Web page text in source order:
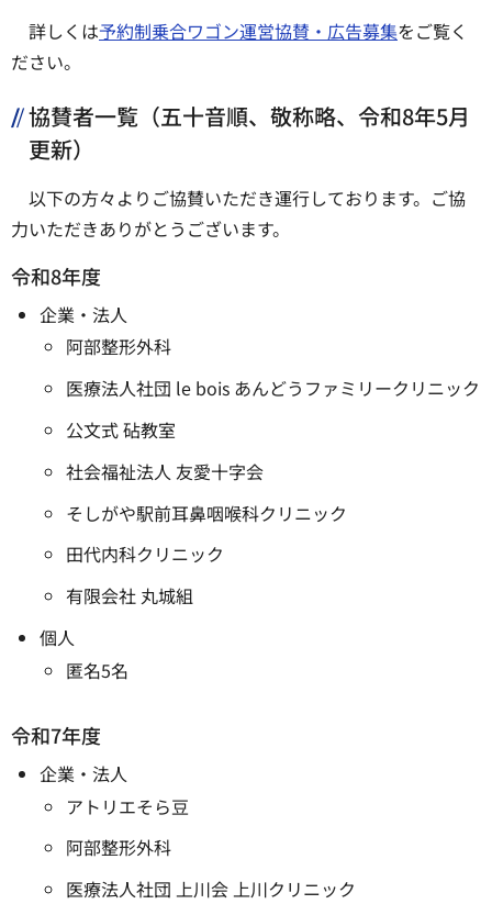
詳しくは予約制乗合ワゴン運営協賛・広告募集をご覧く
ださい。
協賛者一覧（五十音順、敬称略、令和8年5月
更新）
以下の方々よりご協賛いただき運行しております。ご協
力いただきありがとうございます。
令和8年度
企業・法人
阿部整形外科
医療法人社団 le bois あんどうファミリークリニック
公文式 砧教室
社会福祉法人 友愛十字会
そしがや駅前耳鼻咽喉科クリニック
田代内科クリニック
有限会社 丸城組
個人
匿名5名
令和7年度
企業・法人
アトリエそら豆
阿部整形外科
医療法人社団 上川会 上川クリニック